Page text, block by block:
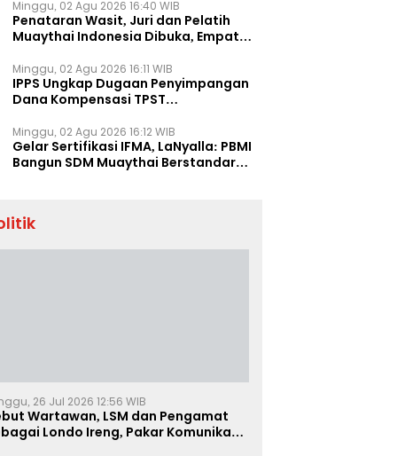
Minggu, 02 Agu 2026 16:40 WIB
Penataran Wasit, Juri dan Pelatih
Muaythai Indonesia Dibuka, Empat
Minggu, 02 Agu 2026 16:11 WIB
IPPS Ungkap Dugaan Penyimpangan
Dana Kompensasi TPST
Minggu, 02 Agu 2026 16:12 WIB
Gelar Sertifikasi IFMA, LaNyalla: PBMI
Bangun SDM Muaythai Berstandar
26 Jul 2026 12:56 WIB
Wartawan, LSM dan Pengamat
Londo Ireng, Pakar Komunikasi: